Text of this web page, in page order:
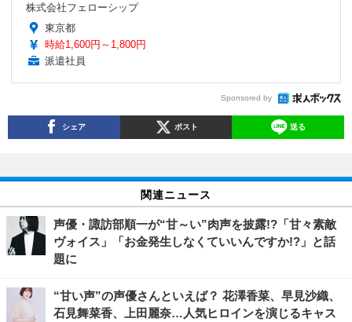
株式会社フェローシップ
東京都
時給1,600円～1,800円
派遣社員
Sponsored by
シェア ポスト 送る
関連ニュース
声優・諏訪部順一が“甘～い”肉声を披露!?「甘々素敵
ヴォイス」「お金発生しなくていいんですか!?」と話
題に
“甘い声”の声優さんといえば？ 花澤香菜、早見沙織、
石見舞菜香、上田麗奈…人気ヒロインを演じるキャス